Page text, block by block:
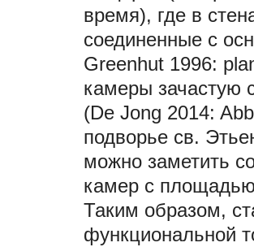
время), где в
соединенные с
Greenhut 1996:
камеры зачастую
(De Jong 2014:
подворье cв.
можно заметить
камер с
Таким образом,
функциональной